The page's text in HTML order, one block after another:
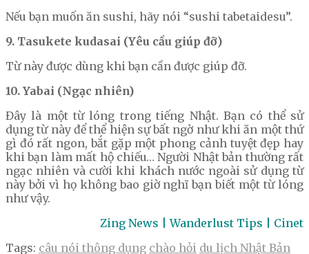
Nếu bạn muốn ăn sushi, hãy nói “sushi tabetaidesu”.
9. Tasukete kudasai (Yêu cầu giúp đỡ)
Từ này được dùng khi bạn cần được giúp đỡ.
10. Yabai (Ngạc nhiên)
Đây là một từ lóng trong tiếng Nhật. Bạn có thể sử
dụng từ này để thể hiện sự bất ngờ như khi ăn một thứ
gì đó rất ngon, bắt gặp một phong cảnh tuyệt đẹp hay
khi bạn làm mất hộ chiếu… Người Nhật bản thường rất
ngạc nhiên và cười khi khách nước ngoài sử dụng từ
này bởi vì họ không bao giờ nghĩ bạn biết một từ lóng
như vậy.
Zing News | Wanderlust Tips | Cinet
Tags: câu nói thông dụng chào hỏi du lịch Nhật Bản